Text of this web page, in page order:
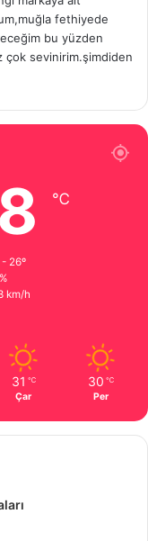
fethiyede
bu yüzden
çok sevinirim.şimdiden
℃
- 26º
km/h
31 ℃
Çar
30 ℃
Per